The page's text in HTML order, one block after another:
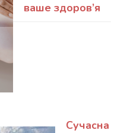
ваше здоров’я
Сучасна